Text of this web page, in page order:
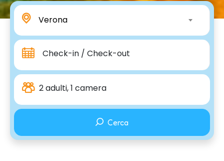
Verona
Check-in / Check-out
2 adulti, 1 camera
Cerca